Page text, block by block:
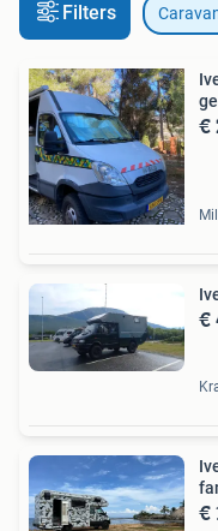
Filters
€
€
€